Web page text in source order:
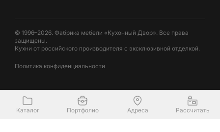
© 1996–2026. Фабрика мебели «Кухонный Двор». Все права
защищены.
Кухни от российского производителя с эксклюзивной отделкой.
Политика конфиденциальности
Каталог Портфолио Адреса Рассчитать